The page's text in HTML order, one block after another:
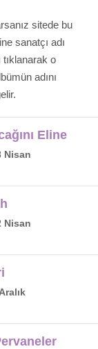
sitede bu
sanatçı adı
tıklanarak o
adını
Eline
Nisan
Nisan